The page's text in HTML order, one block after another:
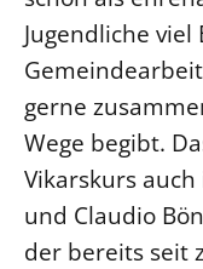
Jugendliche
gerne
Wege begibt.
Vikarskurs
und Claudio
der bereits seit
Kirchenämter
Gleichstellung
Datenschutz
LANDESSYNODE